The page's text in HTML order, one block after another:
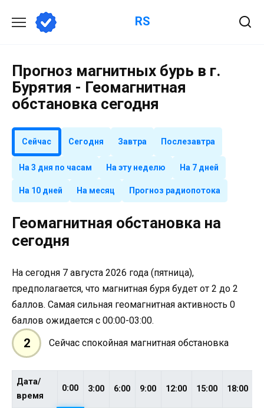
содержанию
RS
Прогноз магнитных бурь в г.
Бурятия - Геомагнитная
обстановка сегодня
Сейчас Сегодня Завтра Послезавтра
На 3 дня по часам На эту неделю На 7 дней
На 10 дней На месяц Прогноз радиопотока
Геомагнитная обстановка на
сегодня
На сегодня 7 августа 2026 года (пятница),
предполагается, что магнитная буря будет от 2 до 2
баллов. Самая сильная геомагнитная активность 0
баллов ожидается с 00:00-03:00.
2 Сейчас спокойная магнитная обстановка
Дата/
время
0:00 3:00 6:00 9:00 12:00 15:00 18:00